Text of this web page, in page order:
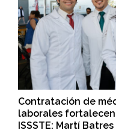
Contratación de
laborales
ISSSTE: Martí Batres